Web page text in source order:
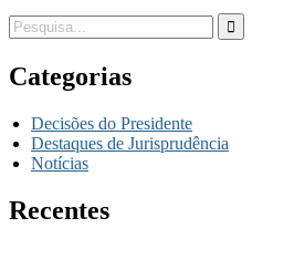
Categorias
Decisões do Presidente
Destaques de Jurisprudência
Notícias
Recentes